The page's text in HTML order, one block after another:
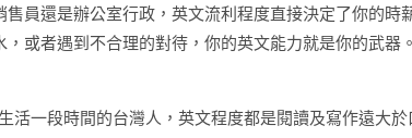
售員還是辦公室行政，英文流利程度直接決定了你的時
，或者遇到不合理的對待，你的英文能力就是你的武器
活一段時間的台灣人，英文程度都是閱讀及寫作遠大